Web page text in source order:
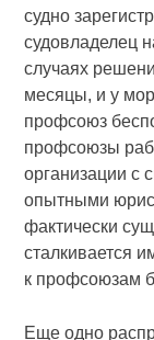
судно
судовладелец
случаях
месяцы, и у
профсоюз
профсоюзы
организации с
опытными
фактически
сталкивается
к профсоюзам
Еще одно